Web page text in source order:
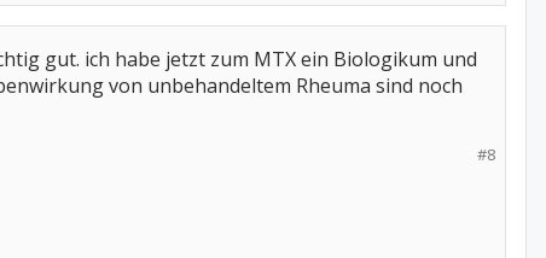
gut. ich habe jetzt zum MTX ein Biologikum und
von unbehandeltem Rheuma sind noch
#8